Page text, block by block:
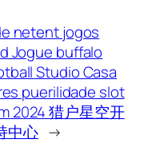
netent jogos
Jogue buffalo
Studio Casa
puerilidade slot
2024 猎户星空开
中心 →